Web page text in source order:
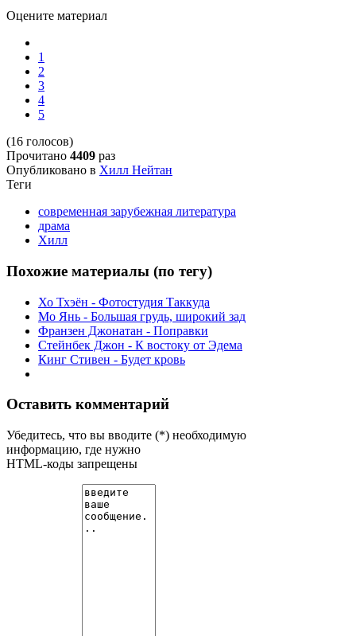
Оцените материал
1
2
3
4
5
(16 голосов)
Прочитано 4409 раз
Опубликовано в Хилл Нейтан
Теги
современная зарубежная литература
драма
Хилл
Похожие материалы (по тегу)
Хо Тхэён - Фотостудия Таккуда
Мо Янь - Большая грудь, широкий зад
Франзен Джонатан - Поправки
Стейнбек Джон - К востоку от Эдема
Кинг Стивен - Будет кровь
Оставить комментарий
Убедитесь, что вы вводите (*) необходимую
информацию, где нужно
HTML-коды запрещены